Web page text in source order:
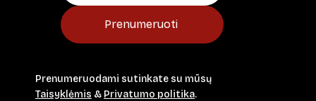
Prenumeruoti
Prenumeruodami sutinkate su mūsų
Taisyklėmis & Privatumo politika.